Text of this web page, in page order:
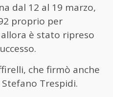
dal 12 al 19 marzo,
proprio per
allora è stato ripreso
che firmò anche
Trespidi.